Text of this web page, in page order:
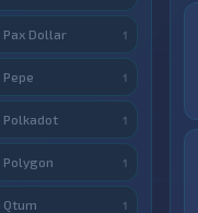
Pax Dollar 1
Pepe 1
Polkadot 1
Polygon 1
Qtum 1